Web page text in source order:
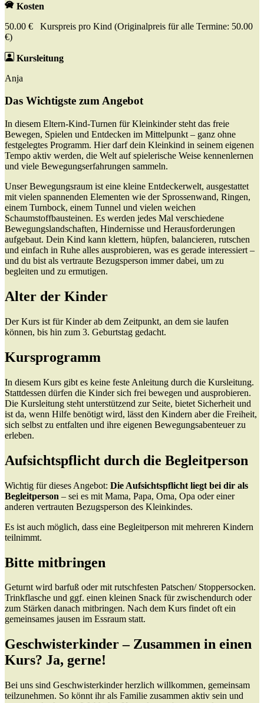
Kosten
50.00 € Kurspreis pro Kind (Originalpreis für alle Termine: 50.00
€)
Kursleitung
Anja
Das Wichtigste zum Angebot
In diesem Eltern-Kind-Turnen für Kleinkinder steht das freie
Bewegen, Spielen und Entdecken im Mittelpunkt – ganz ohne
festgelegtes Programm. Hier darf dein Kleinkind in seinem eigenen
Tempo aktiv werden, die Welt auf spielerische Weise kennenlernen
und viele Bewegungserfahrungen sammeln.
Unser Bewegungsraum ist eine kleine Entdeckerwelt, ausgestattet
mit vielen spannenden Elementen wie der Sprossenwand, Ringen,
einem Turnbock, einem Tunnel und vielen weichen
Schaumstoffbausteinen. Es werden jedes Mal verschiedene
Bewegungslandschaften, Hindernisse und Herausforderungen
aufgebaut. Dein Kind kann klettern, hüpfen, balancieren, rutschen
und einfach in Ruhe alles ausprobieren, was es gerade interessiert –
und du bist als vertraute Bezugsperson immer dabei, um zu
begleiten und zu ermutigen.
Alter der Kinder
Der Kurs ist für Kinder ab dem Zeitpunkt, an dem sie laufen
können, bis hin zum 3. Geburtstag gedacht.
Kursprogramm
In diesem Kurs gibt es keine feste Anleitung durch die Kursleitung.
Stattdessen dürfen die Kinder sich frei bewegen und ausprobieren.
Die Kursleitung steht unterstützend zur Seite, bietet Sicherheit und
ist da, wenn Hilfe benötigt wird, lässt den Kindern aber die Freiheit,
sich selbst zu entfalten und ihre eigenen Bewegungsabenteuer zu
erleben.
Aufsichtspflicht durch die Begleitperson
Wichtig für dieses Angebot: Die Aufsichtspflicht liegt bei dir als
Begleitperson – sei es mit Mama, Papa, Oma, Opa oder einer
anderen vertrauten Bezugsperson des Kleinkindes.
Es ist auch möglich, dass eine Begleitperson mit mehreren Kindern
teilnimmt.
Bitte mitbringen
Geturnt wird barfuß oder mit rutschfesten Patschen/ Stoppersocken.
Trinkflasche und ggf. einen kleinen Snack für zwischendurch oder
zum Stärken danach mitbringen. Nach dem Kurs findet oft ein
gemeinsames jausen im Essraum statt.
Geschwisterkinder – Zusammen in einen
Kurs? Ja, gerne!
Bei uns sind Geschwisterkinder herzlich willkommen, gemeinsam
teilzunehmen. So könnt ihr als Familie zusammen aktiv sein und